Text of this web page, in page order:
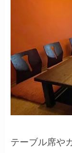
テーブル席や